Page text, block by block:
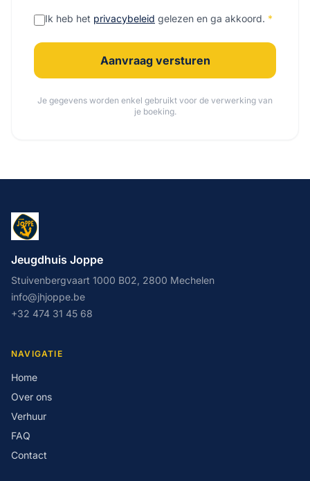
Ik heb het privacybeleid gelezen en ga akkoord. *
Aanvraag versturen
Je gegevens worden enkel gebruikt voor de verwerking van
je boeking.
Jeugdhuis Joppe
Stuivenbergvaart 1000 B02, 2800 Mechelen
info@jhjoppe.be
+32 474 31 45 68
NAVIGATIE
Home
Over ons
Verhuur
FAQ
Contact